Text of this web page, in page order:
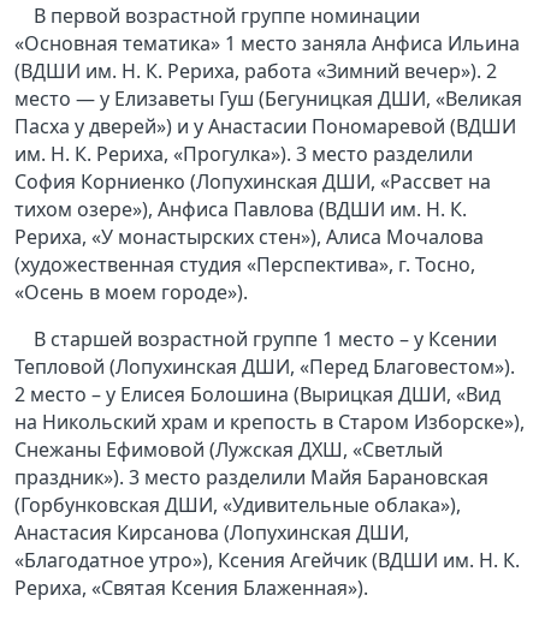
В первой возрастной группе номинации
«Основная тематика» 1 место заняла Анфиса Ильина
(ВДШИ им. Н. К. Рериха, работа «Зимний вечер»). 2
место — у Елизаветы Гуш (Бегуницкая ДШИ, «Великая
Пасха у дверей») и у Анастасии Пономаревой (ВДШИ
им. Н. К. Рериха, «Прогулка»). 3 место разделили
София Корниенко (Лопухинская ДШИ, «Рассвет на
тихом озере»), Анфиса Павлова (ВДШИ им. Н. К.
Рериха, «У монастырских стен»), Алиса Мочалова
(художественная студия «Перспектива», г. Тосно,
«Осень в моем городе»).
В старшей возрастной группе 1 место – у Ксении
Тепловой (Лопухинская ДШИ, «Перед Благовестом»).
2 место – у Елисея Болошина (Вырицкая ДШИ, «Вид
на Никольский храм и крепость в Старом Изборске»),
Снежаны Ефимовой (Лужская ДХШ, «Светлый
праздник»). 3 место разделили Майя Барановская
(Горбунковская ДШИ, «Удивительные облака»),
Анастасия Кирсанова (Лопухинская ДШИ,
«Благодатное утро»), Ксения Агейчик (ВДШИ им. Н. К.
Рериха, «Святая Ксения Блаженная»).